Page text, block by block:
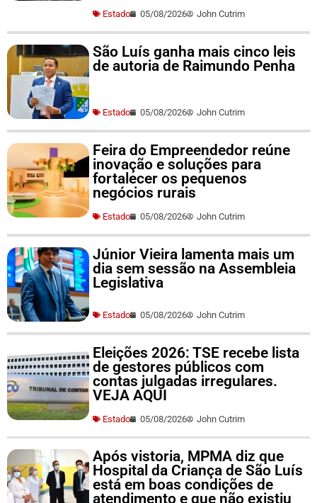
Estado 05/08/2026 John Cutrim
São Luís ganha mais cinco leis
de autoria de Raimundo Penha
Estado 05/08/2026 John Cutrim
Feira do Empreendedor reúne
inovação e soluções para
fortalecer os pequenos
negócios rurais
Estado 05/08/2026 John Cutrim
Júnior Vieira lamenta mais um
dia sem sessão na Assembleia
Legislativa
Estado 05/08/2026 John Cutrim
Eleições 2026: TSE recebe lista
de gestores públicos com
contas julgadas irregulares.
VEJA AQUI
Estado 05/08/2026 John Cutrim
Após vistoria, MPMA diz que
Hospital da Criança de São Luís
está em boas condições de
atendimento e que não existiu